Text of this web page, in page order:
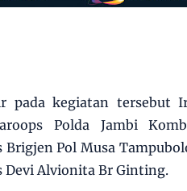
pada kegiatan tersebut
Polda Jambi
Brigjen Pol Musa
Devi Alvionita Br Ginting.